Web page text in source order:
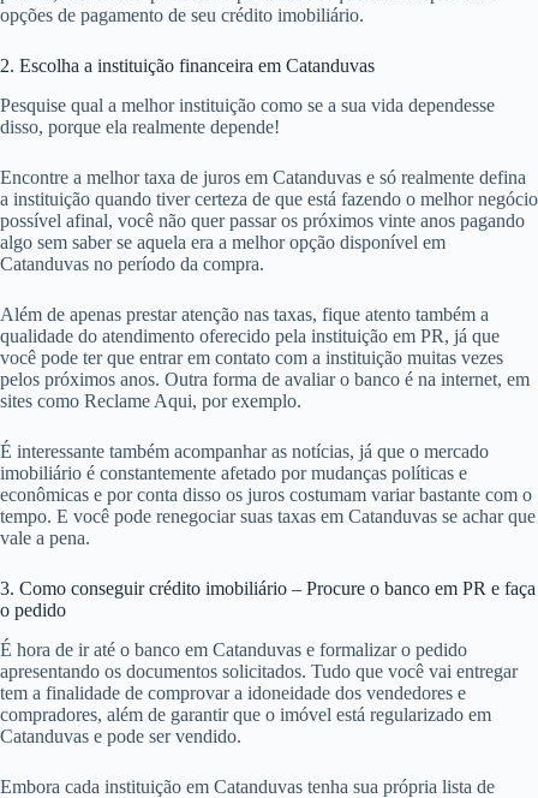
opções de pagamento de seu crédito imobiliário.
2. Escolha a instituição financeira em Catanduvas
Pesquise qual a melhor instituição como se a sua vida dependesse
disso, porque ela realmente depende!
Encontre a melhor taxa de juros em Catanduvas e só realmente defina
a instituição quando tiver certeza de que está fazendo o melhor negócio
possível afinal, você não quer passar os próximos vinte anos pagando
algo sem saber se aquela era a melhor opção disponível em
Catanduvas no período da compra.
Além de apenas prestar atenção nas taxas, fique atento também a
qualidade do atendimento oferecido pela instituição em PR, já que
você pode ter que entrar em contato com a instituição muitas vezes
pelos próximos anos. Outra forma de avaliar o banco é na internet, em
sites como Reclame Aqui, por exemplo.
É interessante também acompanhar as notícias, já que o mercado
imobiliário é constantemente afetado por mudanças políticas e
econômicas e por conta disso os juros costumam variar bastante com o
tempo. E você pode renegociar suas taxas em Catanduvas se achar que
vale a pena.
3. Como conseguir crédito imobiliário – Procure o banco em PR e faça
o pedido
É hora de ir até o banco em Catanduvas e formalizar o pedido
apresentando os documentos solicitados. Tudo que você vai entregar
tem a finalidade de comprovar a idoneidade dos vendedores e
compradores, além de garantir que o imóvel está regularizado em
Catanduvas e pode ser vendido.
Embora cada instituição em Catanduvas tenha sua própria lista de